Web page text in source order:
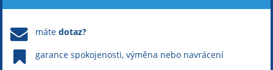
mátedotaz?
garance spokojenosti, výměna nebo navrácení